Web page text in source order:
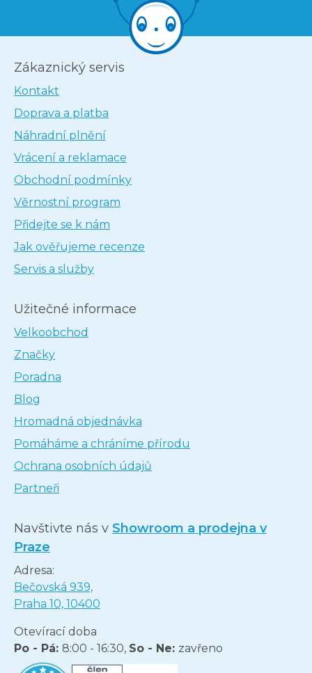
Zákaznický servis
Kontakt
Doprava a platba
Náhradní plnění
Vrácení a reklamace
Obchodní podmínky
Věrnostní program
Přidejte se k nám
Jak ověřujeme recenze
Servis a služby
Užitečné informace
Velkoobchod
Značky
Poradna
Blog
Hromadná objednávka
Pomáháme a chráníme přírodu
Ochrana osobních údajů
Partneři
Navštivte nás v Showroom a prodejna v
Praze
Adresa:
Bečovská 939,
Praha 10, 10400
Otevírací doba
Po - Pá: 8:00 - 16:30, So - Ne: zavřeno